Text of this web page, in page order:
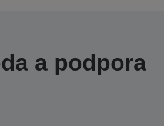
a podpora